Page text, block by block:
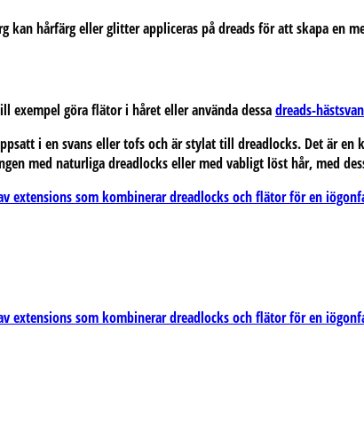
kan hårfärg eller glitter appliceras på dreads för att skapa en
exempel göra flätor i håret eller använda dessadreads-
i en svans eller tofs och är stylat till dreadlocks. Det är
med naturliga dreadlocks eller med vabligt löst hår, med